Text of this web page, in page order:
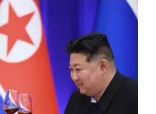
армія ліквідувала
ЗС РФ Сергія Хвалова.
двічі служив у Сирії, сприяючи
Башара Асада, передають
повідомив військовосл...